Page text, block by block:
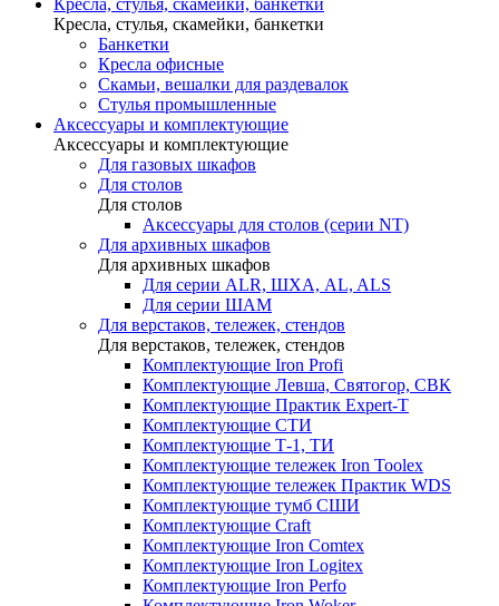
Кресла, стулья, скамейки, банкетки
Кресла, стулья, скамейки, банкетки
Банкетки
Кресла офисные
Скамьи, вешалки для раздевалок
Стулья промышленные
Аксессуары и комплектующие
Аксессуары и комплектующие
Для газовых шкафов
Для столов
Для столов
Аксессуары для столов (серии NT)
Для архивных шкафов
Для архивных шкафов
Для серии ALR, ШХА, AL, ALS
Для серии ШАМ
Для верстаков, тележек, стендов
Для верстаков, тележек, стендов
Комплектующие Iron Profi
Комплектующие Левша, Святогор, СВК
Комплектующие Практик Expert-T
Комплектующие СТИ
Комплектующие Т-1, ТИ
Комплектующие тележек Iron Toolex
Комплектующие тележек Практик WDS
Комплектующие тумб СШИ
Комплектующие Craft
Комплектующие Iron Comtex
Комплектующие Iron Logitex
Комплектующие Iron Perfo